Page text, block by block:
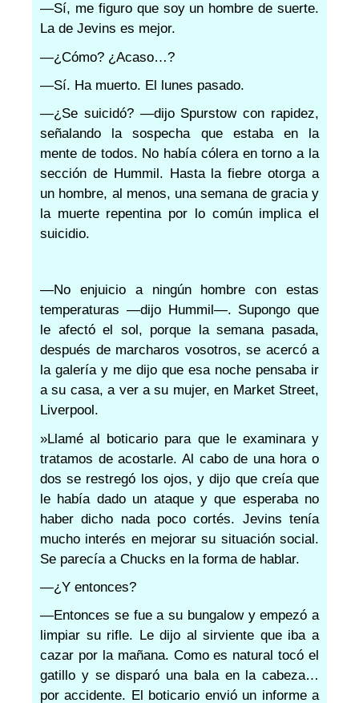
—Sí, me figuro que soy un hombre de suerte.
La de Jevins es mejor.
—¿Cómo? ¿Acaso…?
—Sí. Ha muerto. El lunes pasado.
—¿Se suicidó? —dijo Spurstow con rapidez,
señalando la sospecha que estaba en la
mente de todos. No había cólera en torno a la
sección de Hummil. Hasta la fiebre otorga a
un hombre, al menos, una semana de gracia y
la muerte repentina por lo común implica el
suicidio.
—No enjuicio a ningún hombre con estas
temperaturas —dijo Hummil—. Supongo que
le afectó el sol, porque la semana pasada,
después de marcharos vosotros, se acercó a
la galería y me dijo que esa noche pensaba ir
a su casa, a ver a su mujer, en Market Street,
Liverpool.
»Llamé al boticario para que le examinara y
tratamos de acostarle. Al cabo de una hora o
dos se restregó los ojos, y dijo que creía que
le había dado un ataque y que esperaba no
haber dicho nada poco cortés. Jevins tenía
mucho interés en mejorar su situación social.
Se parecía a Chucks en la forma de hablar.
—¿Y entonces?
—Entonces se fue a su bungalow y empezó a
limpiar su rifle. Le dijo al sirviente que iba a
cazar por la mañana. Como es natural tocó el
gatillo y se disparó una bala en la cabeza…
por accidente. El boticario envió un informe a